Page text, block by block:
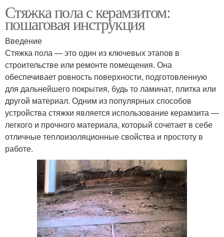
Стяжка пола с керамзитом:
пошаговая инструкция
Введение
Стяжка пола — это один из ключевых этапов в
строительстве или ремонте помещения. Она
обеспечивает ровность поверхности, подготовленную
для дальнейшего покрытия, будь то ламинат, плитка или
другой материал. Одним из популярных способов
устройства стяжки является использование керамзита —
легкого и прочного материала, который сочетает в себе
отличные теплоизоляционные свойства и простоту в
работе.